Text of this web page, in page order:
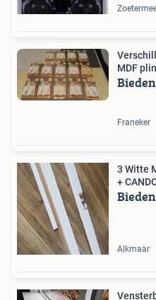
MDF
Bieden
Franeker
3 Witte
+
Bieden
Alkmaar